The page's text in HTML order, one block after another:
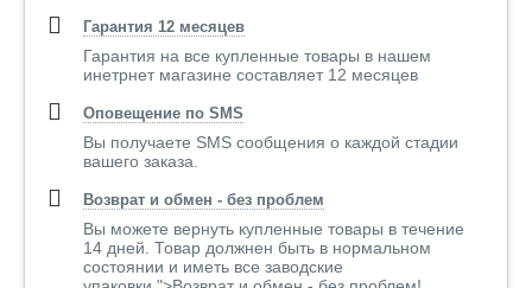
Гарантия 12 месяцев
Гарантия на все купленные товары в нашем
инетрнет магазине составляет 12 месяцев
Оповещение по SMS
Вы получаете SMS сообщения о каждой стадии
вашего заказа.
Возврат и обмен - без проблем
Вы можете вернуть купленные товары в течение
14 дней. Товар должнен быть в нормальном
состоянии и иметь все заводские